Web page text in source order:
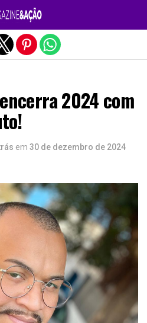
2024 com
em 30 de dezembro de 2024
versão mobile